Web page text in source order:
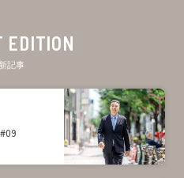
EDITION
記事